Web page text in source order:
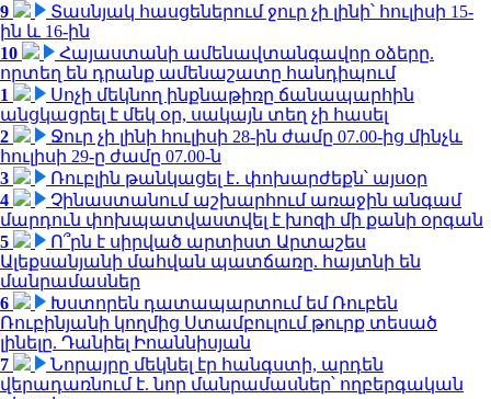
9
Տասնյակ հասցեներում ջուր չի լինի՝ հուլիսի 15-
ին և 16-ին
10
Հայաստանի ամենավտանգավոր օձերը.
որտեղ են դրանք ամենաշատը հանդիպում
1
Սոչի մեկնող ինքնաթիռը ճանապարհին
անցկացրել է մեկ օր, սակայն տեղ չի հասել
2
Ջուր չի լինի հուլիսի 28-ին ժամը 07.00-ից մինչև
հուլիսի 29-ը ժամը 07.00-ն
3
Ռուբլին թանկացել է․ փոխարժեքն՝ այսօր
4
Չինաստանում աշխարհում առաջին անգամ
մարդուն փոխպատվաստվել է խոզի մի քանի օրգան
5
Ո՞րն է սիրված արտիստ Արտաշես
Ալեքսանյանի մահվան պատճառը. հայտնի են
մանրամասներ
6
Խստորեն դատապարտում եմ Ռուբեն
Ռուբինյանի կողմից Ստամբուլում թուրք տեսած
լինելը. Դանիել Իոաննիսյան
7
Նորայրը մեկնել էր հանգստի, արդեն
վերադառնում է. նոր մանրամասներ՝ ողբերգական